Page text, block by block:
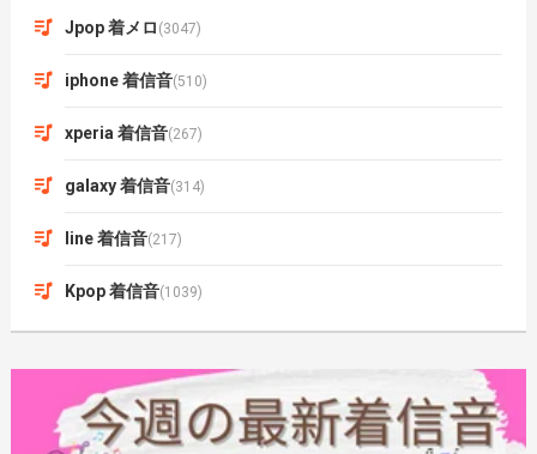
Jpop 着メロ (3047)
iphone 着信音(510)
xperia 着信音(267)
galaxy 着信音(314)
line 着信音(217)
Kpop 着信音(1039)